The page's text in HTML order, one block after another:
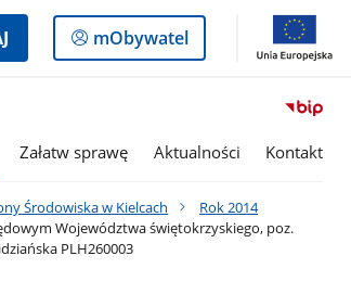
Logowanie
do
mObywatel
Załatw sprawę Aktualności Kontakt
Środowiska w Kielcach
Rok 2014
Województwa świętokrzyskiego, poz.
PLH260003